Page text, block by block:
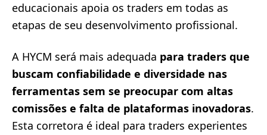
educacionais apoia os traders em todas as
etapas de seu desenvolvimento profissional.
A HYCM será mais adequada para traders que
buscam confiabilidade e diversidade nas
ferramentas sem se preocupar com altas
comissões e falta de plataformas inovadoras.
Esta corretora é ideal para traders experientes